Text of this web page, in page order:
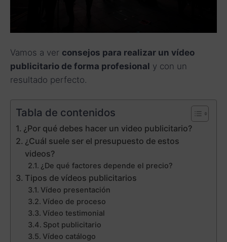
Vamos a ver consejos para realizar un vídeo
publicitario de forma profesional y con un
resultado perfecto.
Tabla de contenidos
¿Por qué debes hacer un video publicitario?
¿Cuál suele ser el presupuesto de estos
videos?
¿De qué factores depende el precio?
Tipos de vídeos publicitarios
Vídeo presentación
Vídeo de proceso
Vídeo testimonial
Spot publicitario
Vídeo catálogo